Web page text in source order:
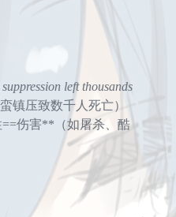
left thousands
镇压致数千人死亡）
伤害**（如屠杀、酷